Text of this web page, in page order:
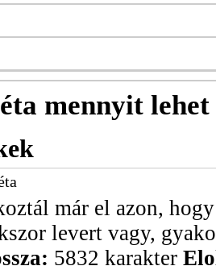
mennyit
már el azon,
levert vagy,
5832 karakter